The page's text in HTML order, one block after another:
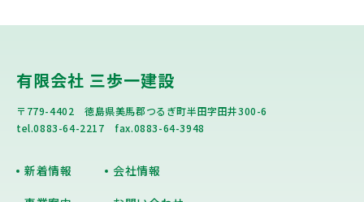
有限会社 三歩一建設
〒779-4402 徳島県美馬郡つるぎ町半田字田井300-6
tel.0883-64-2217 fax.0883-64-3948
新着情報
会社情報